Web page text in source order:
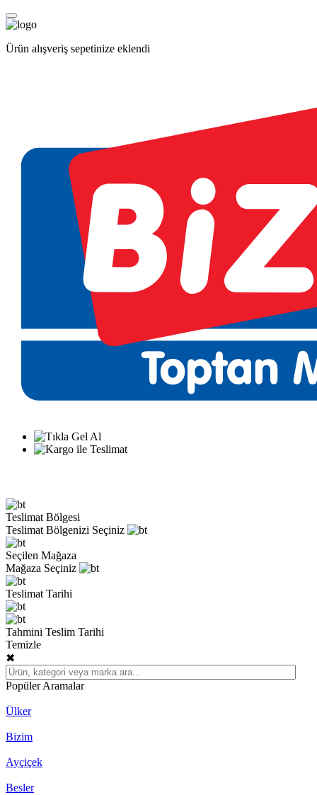
Ürün alışveriş sepetinize eklendi
Teslimat Bölgesi
Teslimat Bölgenizi Seçiniz
Seçilen Mağaza
Mağaza Seçiniz
Teslimat Tarihi
Tahmini Teslim Tarihi
Temizle
✖
Popüler Aramalar
Ülker
Bizim
Ayçiçek
Besler